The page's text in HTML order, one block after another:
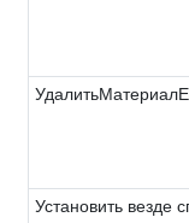
Установить везде